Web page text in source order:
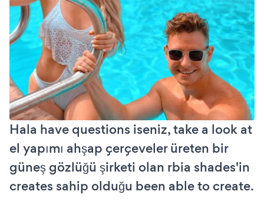
Hala have questions iseniz, take a look at
el yapımı ahşap çerçeveler üreten bir
güneş gözlüğü şirketi olan rbia shades'in
creates sahip olduğu been able to create.